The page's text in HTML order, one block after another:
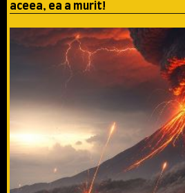
aceea, ea a murit!